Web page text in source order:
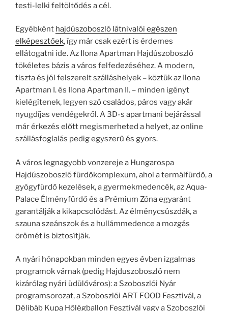
testi-lelki feltöltődés a cél.
Egyébként hajdúszoboszló látnivalói egészen
elképesztőek, így már csak ezért is érdemes
ellátogatni ide. Az Ilona Apartman Hajdúszoboszló
tökéletes bázis a város felfedezéséhez. A modern,
tiszta és jól felszerelt szálláshelyek – köztük az Ilona
Apartman I. és Ilona Apartman II. – minden igényt
kielégítenek, legyen szó családos, páros vagy akár
nyugdíjas vendégekről. A 3D-s apartmani bejárással
már érkezés előtt megismerheted a helyet, az online
szállásfoglalás pedig egyszerű és gyors.
A város legnagyobb vonzereje a Hungarospa
Hajdúszoboszló fürdőkomplexum, ahol a termálfürdő, a
gyógyfürdő kezelések, a gyermekmedencék, az Aqua-
Palace Élményfürdő és a Prémium Zóna egyaránt
garantálják a kikapcsolódást. Az élménycsúszdák, a
szauna szeánszok és a hullámmedence a mozgás
örömét is biztosítják.
A nyári hónapokban minden egyes évben izgalmas
programok várnak (pedig Hajduszoboszló nem
kizárólag nyári üdülőváros): a Szoboszlói Nyár
programsorozat, a Szoboszlói ART FOOD Fesztivál, a
Délibáb Kupa Hőlégballon Fesztivál vagy a Szoboszlói